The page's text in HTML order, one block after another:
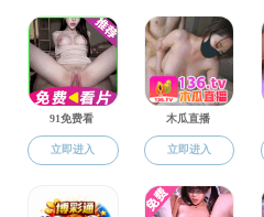
现任领导
组织架构